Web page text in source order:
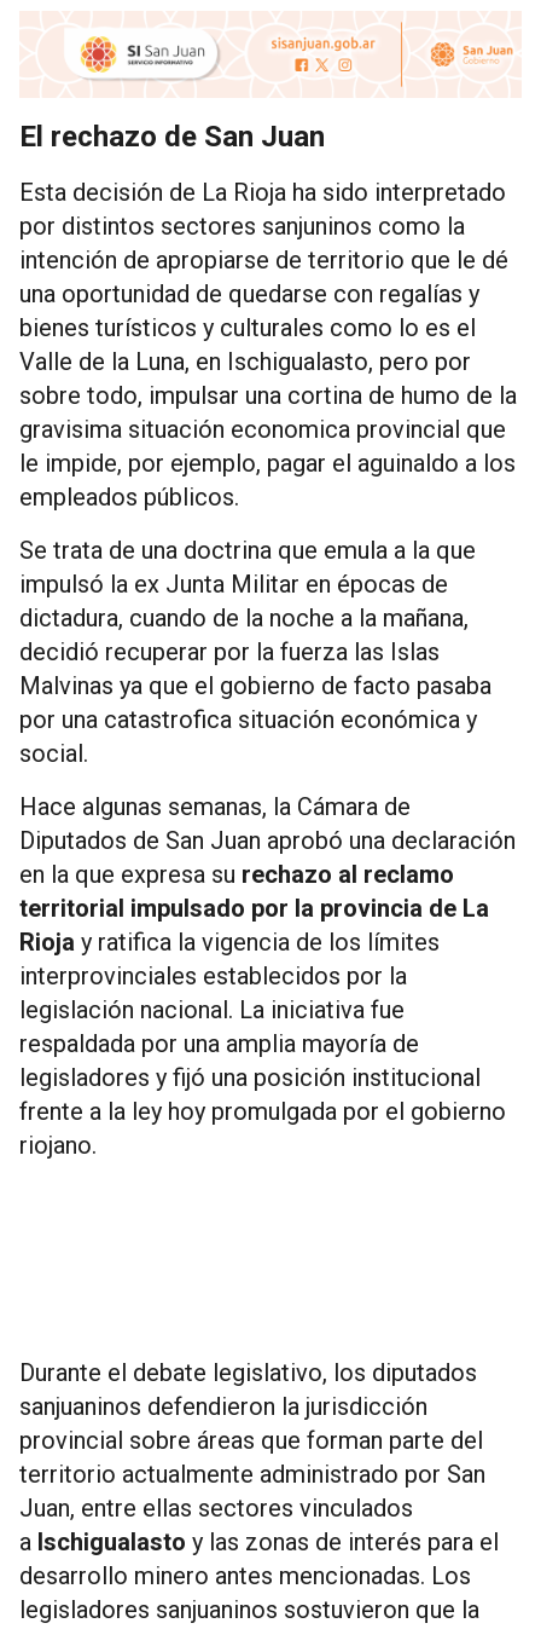
El rechazo de San Juan
Esta decisión de La Rioja ha sido interpretado
por distintos sectores sanjuninos como la
intención de apropiarse de territorio que le dé
una oportunidad de quedarse con regalías y
bienes turísticos y culturales como lo es el
Valle de la Luna, en Ischigualasto, pero por
sobre todo, impulsar una cortina de humo de la
gravisima situación economica provincial que
le impide, por ejemplo, pagar el aguinaldo a los
empleados públicos.
Se trata de una doctrina que emula a la que
impulsó la ex Junta Militar en épocas de
dictadura, cuando de la noche a la mañana,
decidió recuperar por la fuerza las Islas
Malvinas ya que el gobierno de facto pasaba
por una catastrofica situación económica y
social.
Hace algunas semanas, la Cámara de
Diputados de San Juan aprobó una declaración
en la que expresa su rechazo al reclamo
territorial impulsado por la provincia de La
Rioja y ratifica la vigencia de los límites
interprovinciales establecidos por la
legislación nacional. La iniciativa fue
respaldada por una amplia mayoría de
legisladores y fijó una posición institucional
frente a la ley hoy promulgada por el gobierno
riojano.
Durante el debate legislativo, los diputados
sanjuaninos defendieron la jurisdicción
provincial sobre áreas que forman parte del
territorio actualmente administrado por San
Juan, entre ellas sectores vinculados
a Ischigualasto y las zonas de interés para el
desarrollo minero antes mencionadas. Los
legisladores sanjuaninos sostuvieron que la